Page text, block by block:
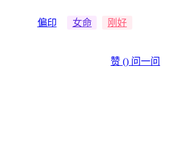
偏印 女命 刚好
赞 () 问一问